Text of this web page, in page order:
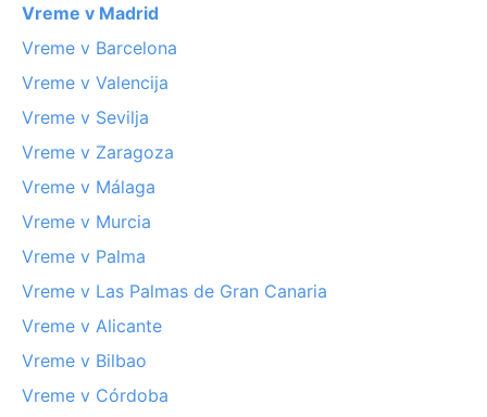
Vreme v Madrid
Vreme v Barcelona
Vreme v Valencija
Vreme v Sevilja
Vreme v Zaragoza
Vreme v Málaga
Vreme v Murcia
Vreme v Palma
Vreme v Las Palmas de Gran Canaria
Vreme v Alicante
Vreme v Bilbao
Vreme v Córdoba